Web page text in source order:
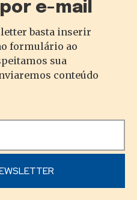
e-mail
basta inserir
formulário ao
sua
conteúdo